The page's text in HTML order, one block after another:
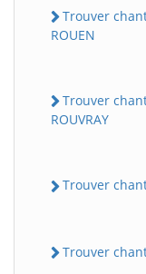
Trouver
ROUEN
Trouver
ROUVRAY
Trouver
Trouver